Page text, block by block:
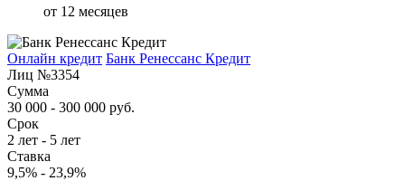
от 12 месяцев
Онлайн кредит Банк Ренессанс Кредит
Лиц №3354
Сумма
30 000 - 300 000 руб.
Срок
2 лет - 5 лет
Ставка
9,5% - 23,9%